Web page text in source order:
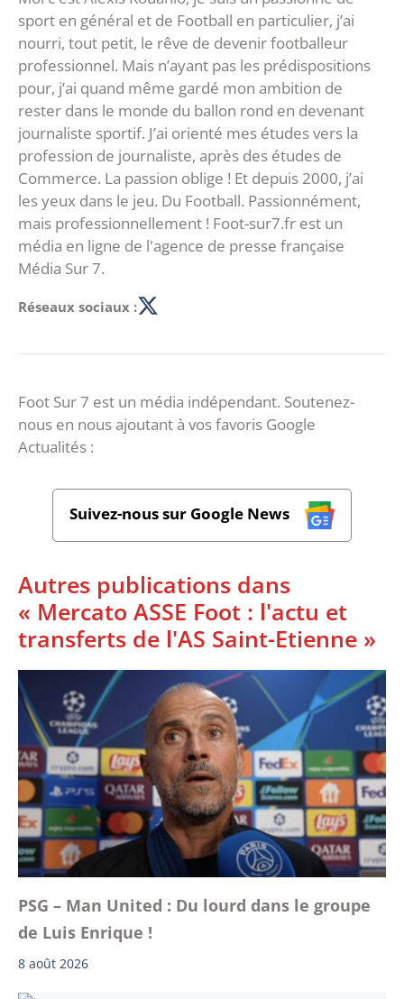
sport en général et de Football en particulier, j’ai
nourri, tout petit, le rêve de devenir footballeur
professionnel. Mais n’ayant pas les prédispositions
pour, j’ai quand même gardé mon ambition de
rester dans le monde du ballon rond en devenant
journaliste sportif. J’ai orienté mes études vers la
profession de journaliste, après des études de
Commerce. La passion oblige ! Et depuis 2000, j’ai
les yeux dans le jeu. Du Football. Passionnément,
mais professionnellement ! Foot-sur7.fr est un
média en ligne de l'agence de presse française
Média Sur 7.
Réseaux sociaux :
Foot Sur 7 est un média indépendant. Soutenez-
nous en nous ajoutant à vos favoris Google
Actualités :
Suivez-nous sur Google News
Autres publications dans
« Mercato ASSE Foot : l'actu et
transferts de l'AS Saint-Etienne »
PSG – Man United : Du lourd dans le groupe
de Luis Enrique !
8 août 2026